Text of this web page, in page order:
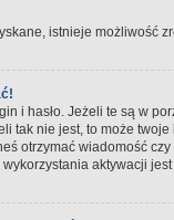
istnieje
i hasło. Jeżeli te są w
tak nie jest, to może
otrzymać wiadomość
aktywacji jest